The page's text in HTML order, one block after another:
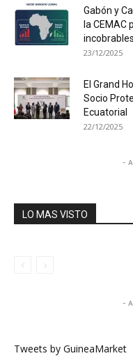
Gabón y
la
incobrables
23/12/2025
El Grand
Socio
Ecuatorial
22/12/2025
-
LO MAS VISTO
-
Tweets by GuineaMarket